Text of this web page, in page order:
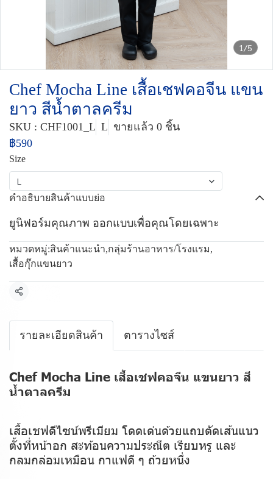
1/5
Chef Mocha Line เสื้อเชฟคอจีน แขน
ยาว สีน้ำตาลครีม
SKU : CHF1001_L L ขายแล้ว 0 ชิ้น
฿590
Size
L
คำอธิบายสินค้าแบบย่อ
ยูนิฟอร์มคุณภาพ ออกแบบเพื่อคุณโดยเฉพาะ
หมวดหมู่:สินค้าแนะนำ,กลุ่มร้านอาหาร/โรงแรม,
เสื้อกุ๊กแขนยาว
แชร์
รายละเอียดสินค้า ตารางไซส์
Chef Mocha Line เสื้อเชฟคอจีน แขนยาว สี
น้ำตาลครีม
เสื้อเชฟดีไซน์พรีเมียม โดดเด่นด้วยแถบตัดเส้นแนว
ตั้งที่หน้าอก สะท้อนความประณีต เรียบหรู และ
กลมกล่อมเหมือน กาแฟดี ๆ ถ้วยหนึ่ง